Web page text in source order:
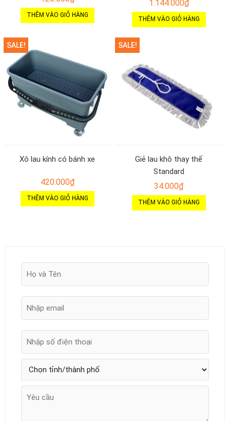
THÊM VÀO GIỎ HÀNG
1.144.000₫
THÊM VÀO GIỎ HÀNG
SALE!
Xô lau kính có bánh xe
420.000₫
THÊM VÀO GIỎ HÀNG
SALE!
Giẻ lau khô thay thế
Standard
34.000₫
THÊM VÀO GIỎ HÀNG